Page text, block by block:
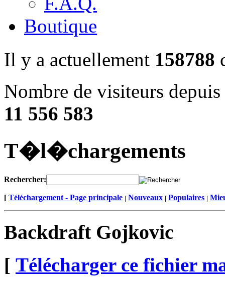
Boutique
Il y a actuellement 158788
Nombre de visiteurs
11 556 583
T�l�chargements
Rechercher:
[ Téléchargement - Page principale | Nouveaux | Populaires |
Backdraft Gojkovic
[ Télécharger ce fichier